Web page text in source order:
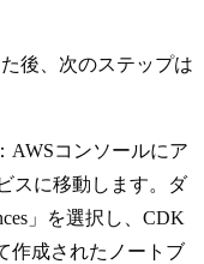
後、次のステップは
AWSコンソールにア
スに移動します。ダ
」を選択し、CDK
作成されたノートブ